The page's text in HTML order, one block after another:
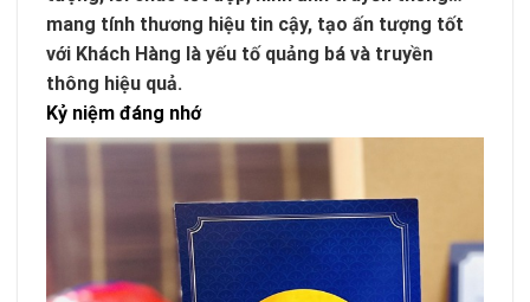
mang tính thương hiệu tin cậy, tạo ấn tượng tốt
với Khách Hàng là yếu tố quảng bá và truyền
thông hiệu quả.
Kỷ niệm đáng nhớ